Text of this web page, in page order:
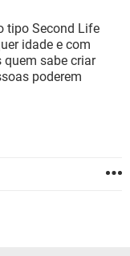
tipo Second Life
idade e com
quem sabe criar
poderem